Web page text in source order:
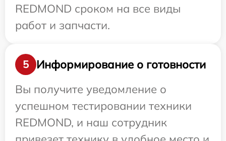
REDMOND сроком на все виды
работ и запчасти.
5
Информирование о готовности
Вы получите уведомление о
успешном тестировании техники
REDMOND, и наш сотрудник